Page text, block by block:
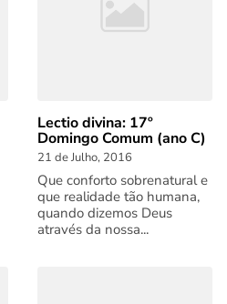
Lectio divina: 17º
Domingo Comum (ano C)
21 de Julho, 2016
Que conforto sobrenatural e
que realidade tão humana,
quando dizemos Deus
através da nossa...